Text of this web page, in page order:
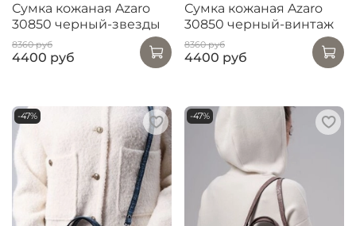
Сумка кожаная Azaro
30850 черный-звезды
8360 руб
4400 руб
Сумка кожаная Azaro
30850 черный-винтаж
8360 руб
4400 руб
-47% -47%